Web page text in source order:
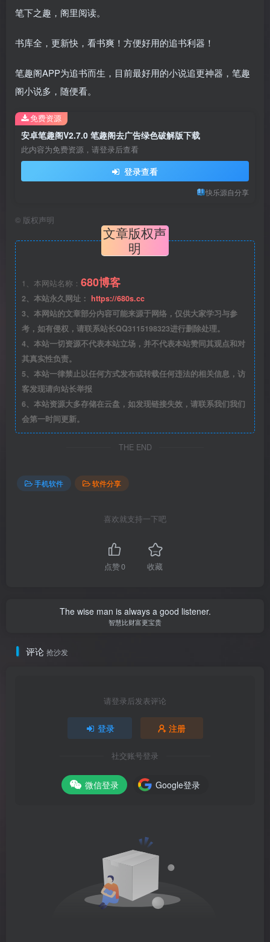
笔下之趣，阁里阅读。
书库全，更新快，看书爽！方便好用的追书利器！
笔趣阁APP为追书而生，目前最好用的小说追更神器，笔趣
阁小说多，随便看。
安卓笔趣阁V2.7.0 笔趣阁去广告绿色破解版下载
此内容为免费资源，请登录后查看
登录查看
快乐源自分享
免费资源
© 版权声明
文章版权声
明
1、本网站名称： 680博客
2、本站永久网址： https://680s.cc
3、本网站的文章部分内容可能来源于网络，仅供大家学习与参
考，如有侵权，请联系站长QQ3115198323进行删除处理。
4、本站一切资源不代表本站立场，并不代表本站赞同其观点和对
其真实性负责。
5、本站一律禁止以任何方式发布或转载任何违法的相关信息，访
客发现请向站长举报
6、本站资源大多存储在云盘，如发现链接失效，请联系我们我们
会第一时间更新。
THE END
手机软件 软件分享
喜欢就支持一下吧
点赞0 收藏
The wise man is always a good listener.
智慧比财富更宝贵
评论 抢沙发
请登录后发表评论
登录 注册
社交账号登录
微信登录 Google登录